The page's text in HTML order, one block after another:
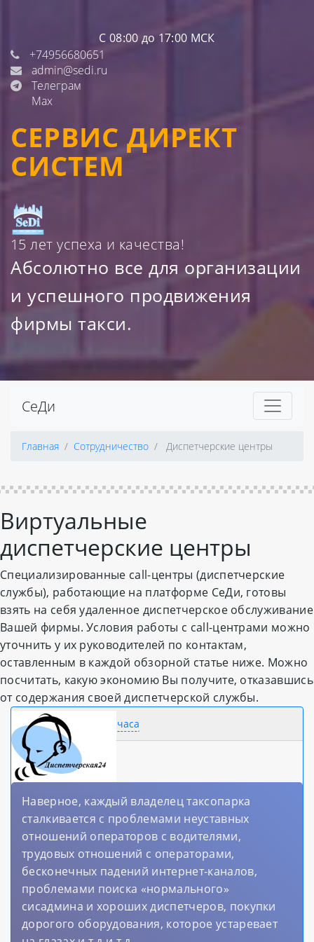
15 лет успеха и качества!
СЕРВИС ДИРЕКТ
СИСТЕМ
С 08:00 до 17:00 МСК
+74956680651
admin@sedi.ru
Телеграм
Max
Абсолютно все для организации
и успешного продвижения
фирмы такси.
СеДи
Главная Сотрудничество Диспетчерские центры
Виртуальные
диспетчерские центры
Специализированные call-центры (диспетчерские
службы), работающие на платформе СеДи, готовы
взять на себя удаленное диспетчерское обслуживание
Вашей фирмы. Условия работы с call-центрами можно
уточнить у их руководителей по контактам,
оставленным в каждой обзорной статье ниже. Можно
посчитать, какую экономию Вы получите, отказавшись
от содержания своей диспетчерской службы.
Диспетчерская 24 часа
dispatch24.ru
Россия
Наверное, каждый владелец таксопарка
сталкивается с проблемами неуставных
отношений операторов с водителями,
трудовых отношений с операторами,
бесконечных падений интернет-каналов,
проблемами поиска «нормального»
сисадмина и хороших диспетчеров, покупки
дорогого оборудования, которое устаревает